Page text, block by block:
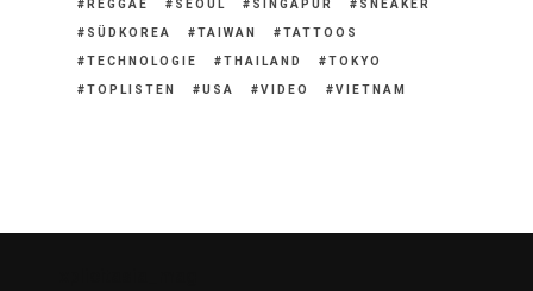
REGGAE SEOUL SINGAPUR SNEAKER
SÜDKOREA TAIWAN TATTOOS
TECHNOLOGIE THAILAND TOKYO
TOPLISTEN USA VIDEO VIETNAM